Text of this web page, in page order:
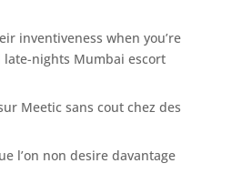
inventiveness when you’re
nights Mumbai escort
Meetic sans cout chez des
l’on non desire davantage